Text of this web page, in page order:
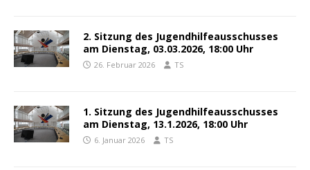
2. Sitzung des Jugendhilfeausschusses
am Dienstag, 03.03.2026, 18:00 Uhr
26. Februar 2026 TS
1. Sitzung des Jugendhilfeausschusses
am Dienstag, 13.1.2026, 18:00 Uhr
6. Januar 2026 TS